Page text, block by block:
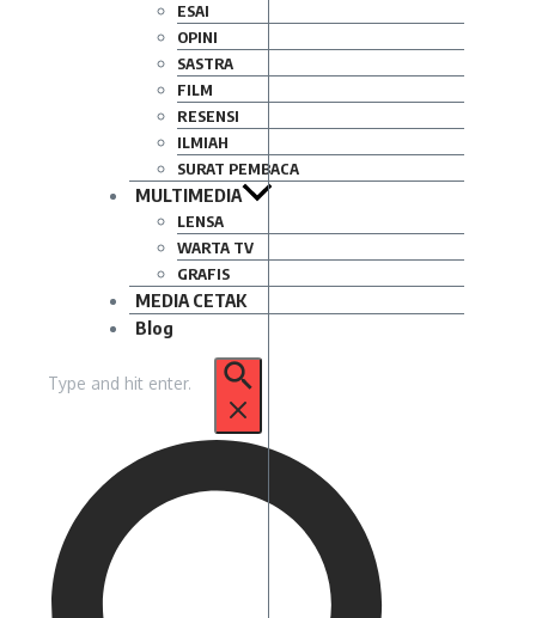
ESAI
OPINI
SASTRA
FILM
RESENSI
ILMIAH
SURAT PEMBACA
MULTIMEDIA
LENSA
WARTA TV
GRAFIS
MEDIA CETAK
Blog
untuk: